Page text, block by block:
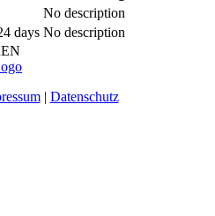
No description
days No description
| Datenschutz